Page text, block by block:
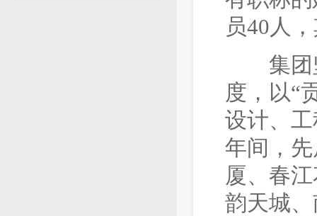
员40人
集团坚
度，以“
设计、
年间，
厦、春
韵天城